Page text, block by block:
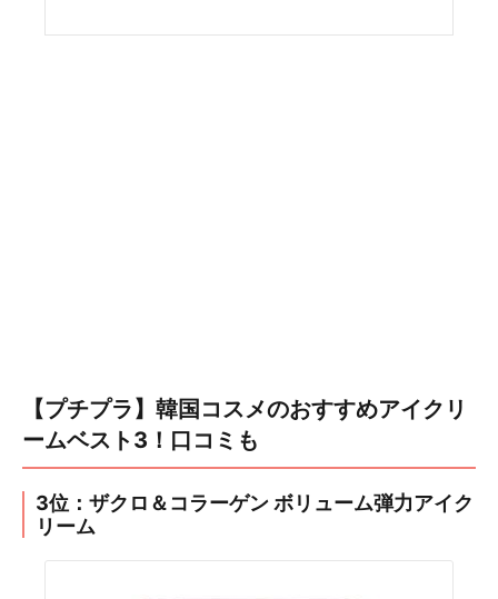
【プチプラ】韓国コスメのおすすめアイクリ
ームベスト3！口コミも
3位：ザクロ＆コラーゲン ボリューム弾力アイク
リーム